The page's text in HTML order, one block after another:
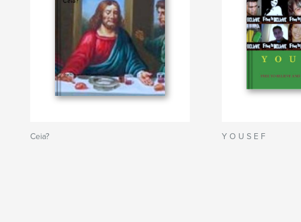
Ceia? Y O U S E F